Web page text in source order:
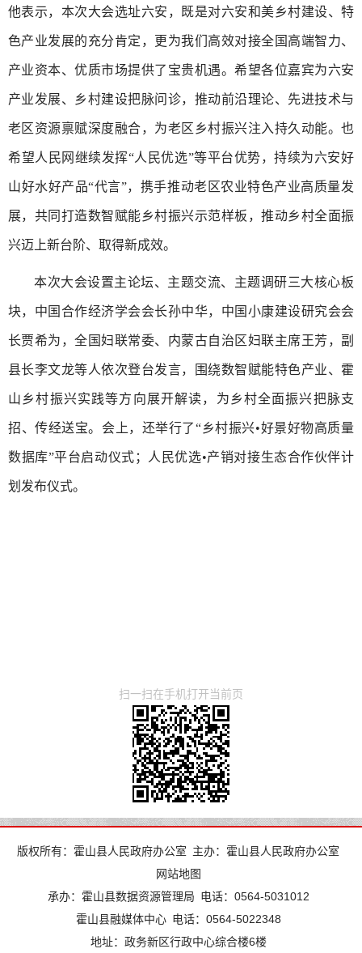
他表示，本次大会选址六安，既是对六安和美乡村建设、特
色产业发展的充分肯定，更为我们高效对接全国高端智力、
产业资本、优质市场提供了宝贵机遇。希望各位嘉宾为六安
产业发展、乡村建设把脉问诊，推动前沿理论、先进技术与
老区资源禀赋深度融合，为老区乡村振兴注入持久动能。也
希望人民网继续发挥“人民优选”等平台优势，持续为六安好
山好水好产品“代言”，携手推动老区农业特色产业高质量发
展，共同打造数智赋能乡村振兴示范样板，推动乡村全面振
兴迈上新台阶、取得新成效。
本次大会设置主论坛、主题交流、主题调研三大核心板
块，中国合作经济学会会长孙中华，中国小康建设研究会会
长贾希为，全国妇联常委、内蒙古自治区妇联主席王芳，副
县长李文龙等人依次登台发言，围绕数智赋能特色产业、霍
山乡村振兴实践等方向展开解读，为乡村全面振兴把脉支
招、传经送宝。会上，还举行了“乡村振兴•好景好物高质量
数据库”平台启动仪式；人民优选•产销对接生态合作伙伴计
划发布仪式。
扫一扫在手机打开当前页
版权所有：霍山县人民政府办公室 主办：霍山县人民政府办公室
网站地图
承办：霍山县数据资源管理局 电话：0564-5031012
霍山县融媒体中心 电话：0564-5022348
地址：政务新区行政中心综合楼6楼